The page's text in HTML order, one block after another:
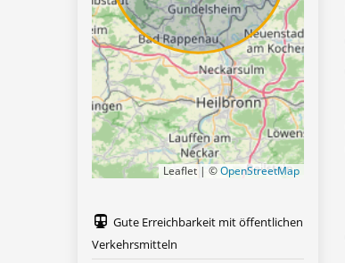
Leaflet | ©OpenStreetMap
Gute Erreichbarkeit mit öffentlichen
Verkehrsmitteln